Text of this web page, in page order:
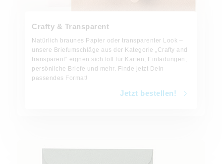
Crafty & Transparent
Natürlich braunes Papier oder transparenter Look –
unsere Briefumschläge aus der Kategorie „Crafty and
transparent“ eignen sich toll für Karten, Einladungen,
persönliche Briefe und mehr. Finde jetzt Dein
passendes Format!
Jetzt bestellen!